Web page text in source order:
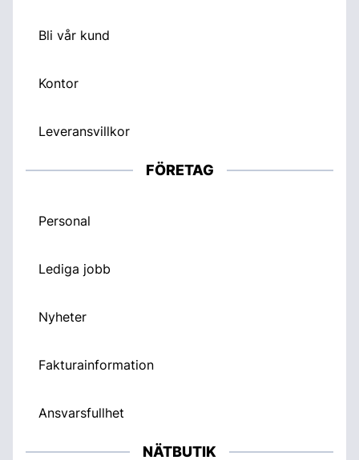
Bli vår kund
Kontor
Leveransvillkor
FÖRETAG
Personal
Lediga jobb
Nyheter
Fakturainformation
Ansvarsfullhet
NÄTBUTIK